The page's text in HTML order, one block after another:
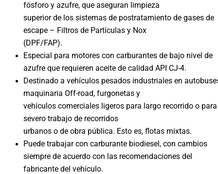
fósforo y azufre, que aseguran limpieza
superior de los sistemas de postratamiento de gases de
escape – Filtros de Partículas y Nox
(DPF/FAP).
Especial para motores con carburantes de bajo nivel de
azufre que requieren aceite de calidad API CJ-4.
Destinado a vehículos pesados industriales en
maquinaria Off-road, furgonetas y
vehículos comerciales ligeros para largo recorrido o
severo trabajo de recorridos
urbanos o de obra pública. Esto es, flotas mixtas.
Puede trabajar con carburante biodiesel, con cambios
siempre de acuerdo con las recomendaciones del
fabricante del vehículo.